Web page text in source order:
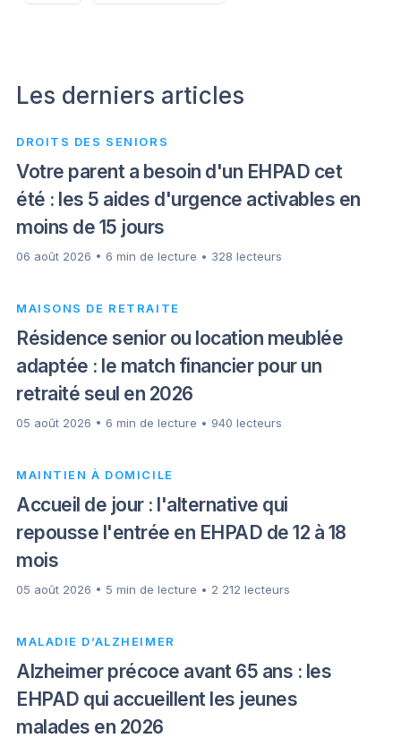
Les derniers articles
DROITS DES SENIORS
Votre parent a besoin d'un EHPAD cet
été : les 5 aides d'urgence activables en
moins de 15 jours
06 août 2026 • 6 min de lecture • 328 lecteurs
MAISONS DE RETRAITE
Résidence senior ou location meublée
adaptée : le match financier pour un
retraité seul en 2026
05 août 2026 • 6 min de lecture • 940 lecteurs
MAINTIEN À DOMICILE
Accueil de jour : l'alternative qui
repousse l'entrée en EHPAD de 12 à 18
mois
05 août 2026 • 5 min de lecture • 2 212 lecteurs
MALADIE D’ALZHEIMER
Alzheimer précoce avant 65 ans : les
EHPAD qui accueillent les jeunes
malades en 2026